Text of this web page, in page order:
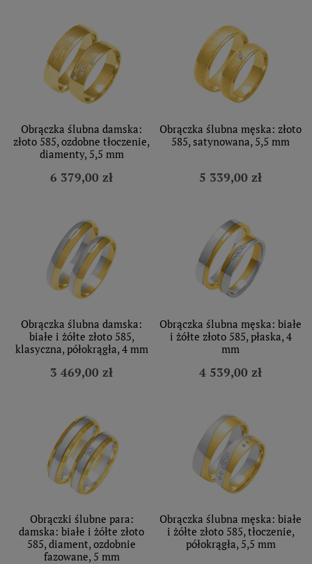
Obrączka ślubna damska:
złoto 585, ozdobne tłoczenie,
diamenty, 5,5 mm
6 379,00 zł
Obrączka ślubna męska: złoto
585, satynowana, 5,5 mm
5 339,00 zł
Obrączka ślubna damska:
białe i żółte złoto 585,
klasyczna, półokrągła, 4 mm
3 469,00 zł
Obrączka ślubna męska: białe
i żółte złoto 585, płaska, 4
mm
4 539,00 zł
Obrączki ślubne para:
damska: białe i żółte złoto
585, diament, ozdobnie
fazowane, 5 mm
Obrączka ślubna męska: białe
i żółte złoto 585, tłoczenie,
półokrągła, 5,5 mm